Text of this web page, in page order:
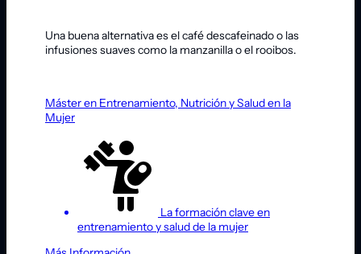
Una buena alternativa es el café descafeinado o las
infusiones suaves como la manzanilla o el rooibos.
Máster en Entrenamiento, Nutrición y Salud en la
Mujer
La formación clave en
entrenamiento y salud de la mujer